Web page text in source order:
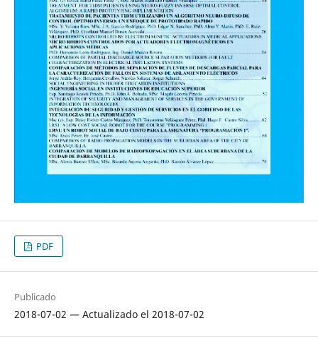
PDF
Publicado
2018-07-02 — Actualizado el 2018-07-02